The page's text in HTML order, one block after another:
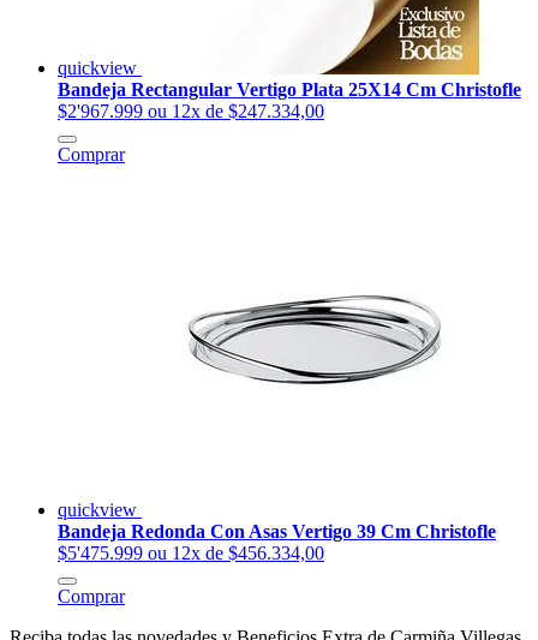
quickview
Bandeja Rectangular Vertigo Plata 25X14 Cm Christofle
$2'967.999 ou 12x de $247.334,00
Comprar
quickview
Bandeja Redonda Con Asas Vertigo 39 Cm Christofle
$5'475.999 ou 12x de $456.334,00
Comprar